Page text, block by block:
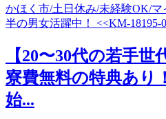
【20〜30代の若手
寮費無料の特典あり
始...